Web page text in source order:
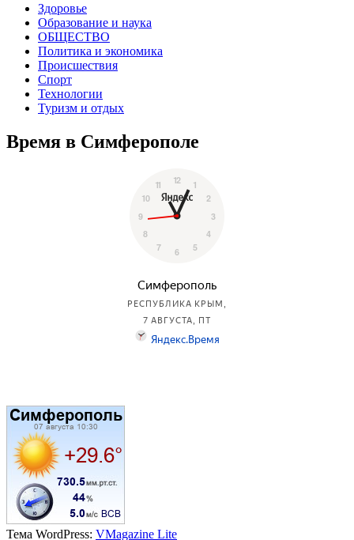
Здоровье
Образование и наука
ОБЩЕСТВО
Политика и экономика
Происшествия
Спорт
Технологии
Туризм и отдых
Время в Симферополе
Тема WordPress: VMagazine Lite